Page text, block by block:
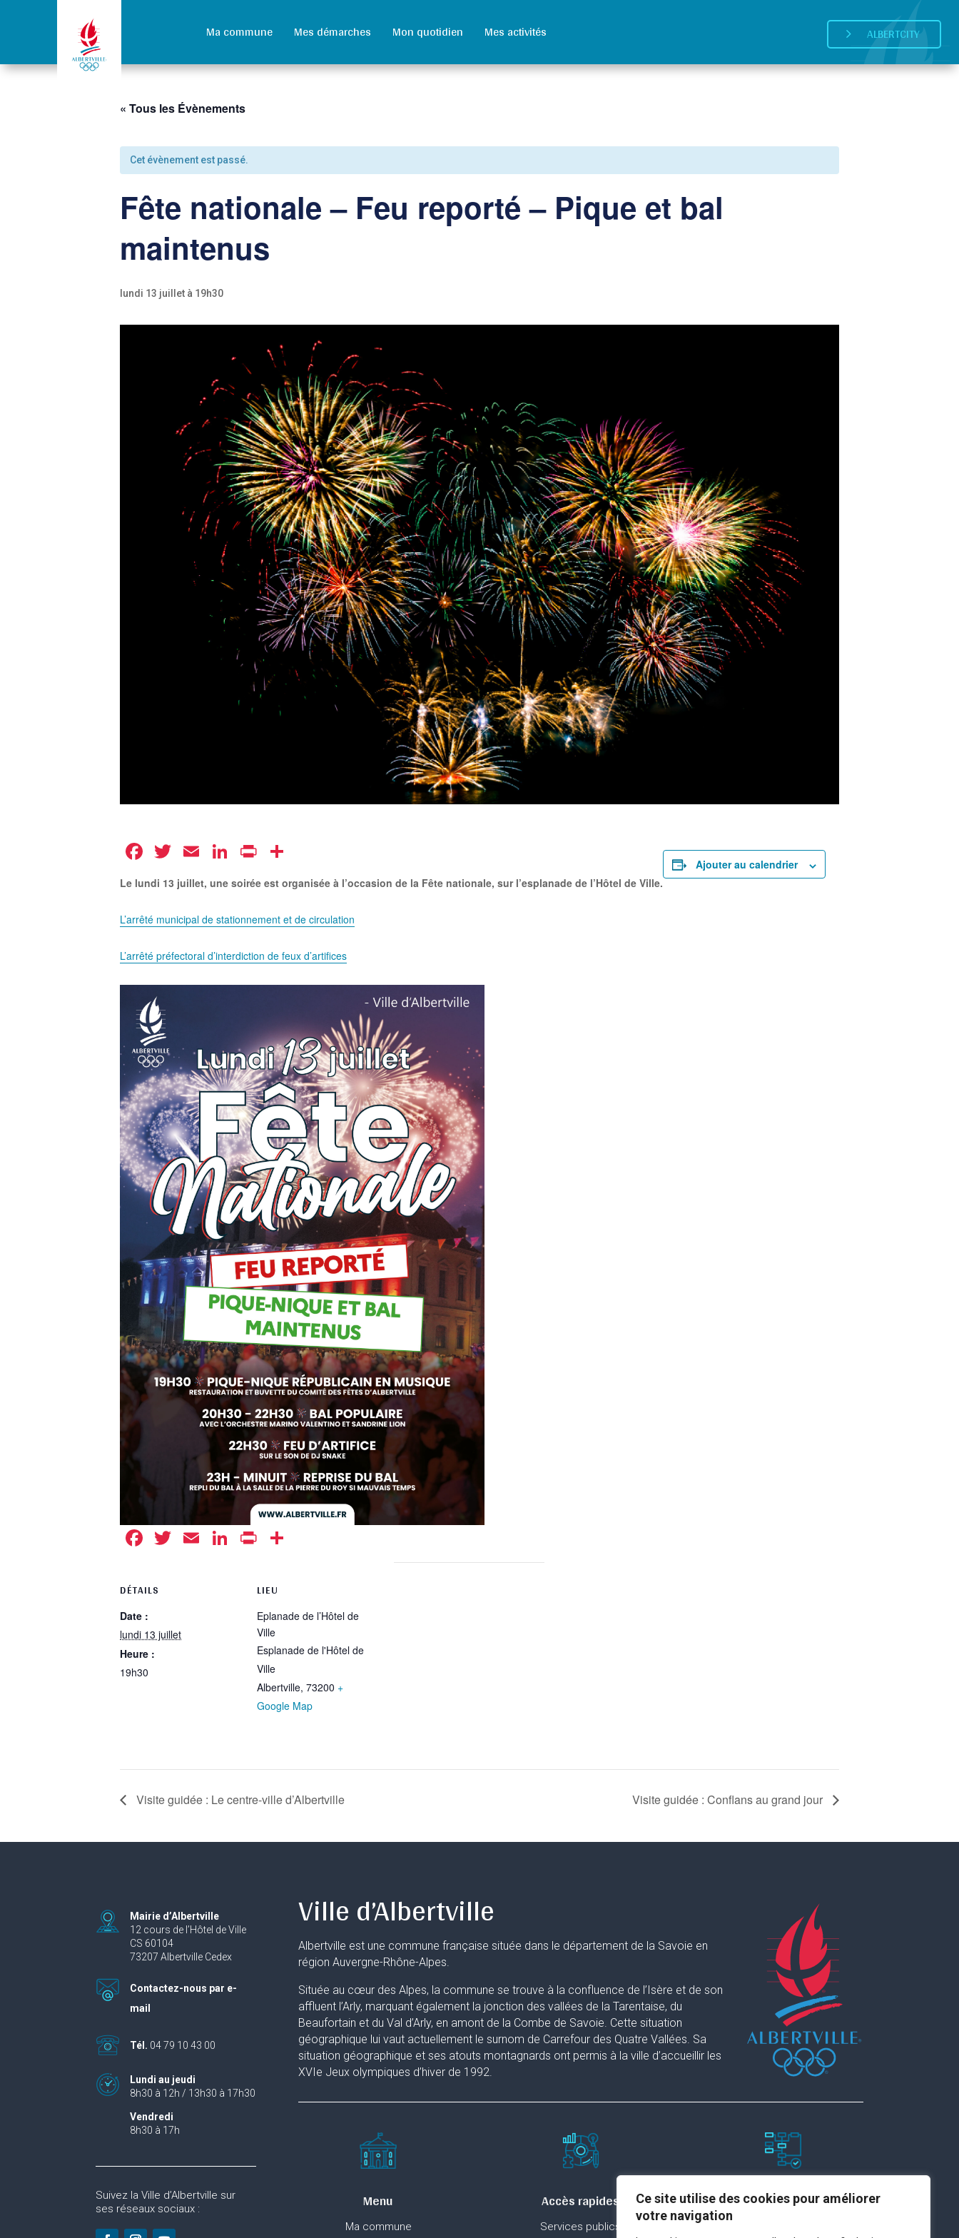
Ce site utilise des cookies pour améliorer
votre navigation
Ma commune Mes démarches Mon quotidien Mes activités 5 ALBERTCITY
« Tous les Évènements
Cet évènement est passé.
Fête nationale – Feu reporté – Pique et bal
maintenus
lundi 13 juillet à 19h30
Facebook
Twitter
EmailLinkedIn
Print
Le lundi 13 juillet, une soirée est organisée à l’occasion de la Fête nationale, sur l’esplanade de l’Hôtel de Ville.
L’arrêté municipal de stationnement et de circulation
L’arrêté préfectoral d’interdiction de feux d’artifices
Facebook
Twitter
EmailLinkedIn
Print
Ajouter au calendrier
DÉTAILS
Date :
lundi 13 juillet
Heure :
19h30
LIEU
Eplanade de l’Hôtel de
Ville
Esplanade de l'Hôtel de
Ville
Albertville, 73200 +
Google Map
Visite guidée : Le centre-ville d’Albertville Visite guidée : Conflans au grand jour
Mairie d’Albertville
12 cours de l’Hôtel de Ville
CS 60104
73207 Albertville Cedex
Contactez-nous par e-
mail
Tél. 04 79 10 43 00
Lundi au jeudi
8h30 à 12h / 13h30 à 17h30
Vendredi
8h30 à 17h
Suivez la Ville d’Albertville sur
ses réseaux sociaux :
Ville d’Albertville
Albertville est une commune française située dans le département de la Savoie en
région Auvergne-Rhône-Alpes.
Située au cœur des Alpes, la commune se trouve à la confluence de l’Isère et de son
affluent l’Arly, marquant également la jonction des vallées de la Tarentaise, du
Beaufortain et du Val d’Arly, en amont de la Combe de Savoie. Cette situation
géographique lui vaut actuellement le surnom de Carrefour des Quatre Vallées. Sa
situation géographique et ses atouts montagnards ont permis à la ville d’accueillir les
XVIe Jeux olympiques d’hiver de 1992.
Menu
Ma commune
Accès rapides
Services publics
Paramètres du site